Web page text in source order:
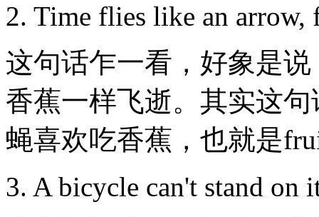
2. Time flies like an arrow,
这句话乍一看，好象是
香蕉一样飞逝。其实这
蝇喜欢吃香蕉，也就是
3. A bicycle can't stand on